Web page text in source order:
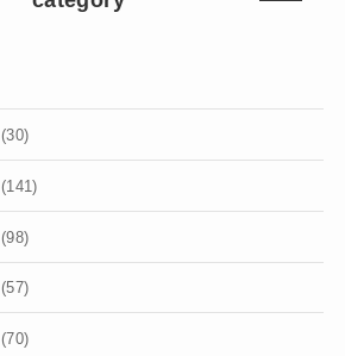
(30)
(141)
(98)
(57)
(70)